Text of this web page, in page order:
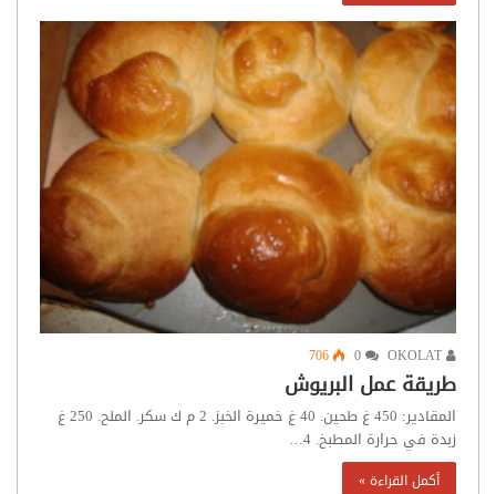
706
طريقة عمل البريوش
المقادير: 450 غ طحين. 40 غ خميرة الخبز. 2 م ك سكر. الملح. 250 غ
زبدة في حرارة المطبخ. 4…
أكمل القراءة »